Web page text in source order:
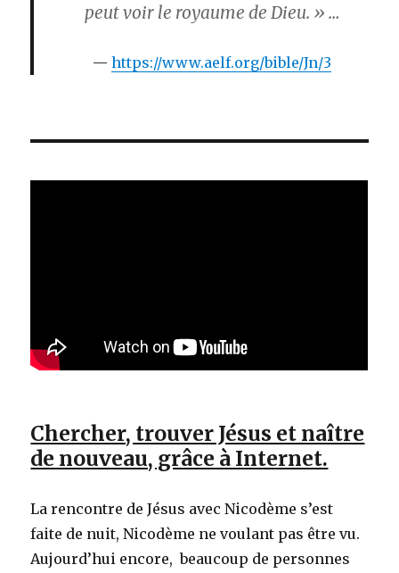
peut voir le royaume de Dieu. » …
https://www.aelf.org/bible/Jn/3
Chercher, trouver Jésus et naître
de nouveau, grâce à Internet.
La rencontre de Jésus avec Nicodème s’est
faite de nuit, Nicodème ne voulant pas être vu.
Aujourd’hui encore, beaucoup de personnes